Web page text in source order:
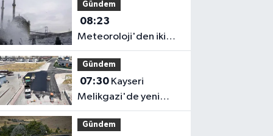
Gündem
08:23
Meteoroloji'den iki
bölgeye kritik uyarı!
Kuvvetli sağanak ve
rüzgar geliyor!
Gündem
07:30
Melikgazi'de yeni
yollarla konforlu ulaşım
Gündem